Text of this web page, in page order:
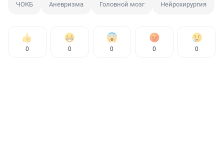
ЧОКБ Аневризма Головной мозг Нейрохирургия
0 0 0 0 0